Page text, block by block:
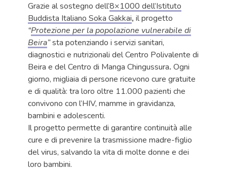
Grazie al sostegno dell’8×1000 dell’Istituto
Buddista Italiano Soka Gakkai, il progetto
“Protezione per la popolazione vulnerabile di
Beira”sta potenziando i servizi sanitari,
diagnostici e nutrizionali del Centro Polivalente di
Beira e delCentro di Manga Chingussura. Ogni
giorno, migliaia di persone ricevono cure gratuite
e di qualità: tra loro oltre 11.000 pazienti che
convivono con l’HIV, mamme in gravidanza,
bambini e adolescenti.
Il progetto permette di garantire continuità alle
cure e di prevenire la trasmissione madre-figlio
del virus, salvando la vita di molte donne e dei
loro bambini.